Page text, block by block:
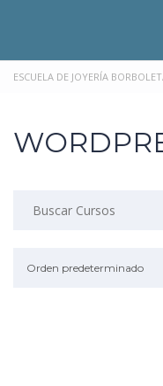
ESCUELA DE JOYERÍA
Orden predeterminado